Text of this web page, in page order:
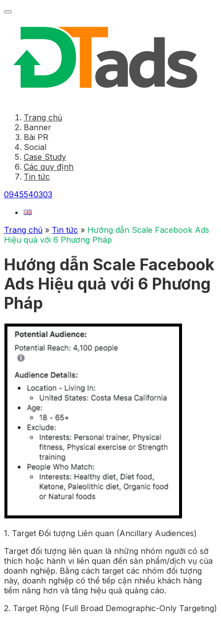
Trang chủ
Banner
Bài PR
Social
Case Study
Các quy định
Tin tức
0945540303
Trang chủ » Tin tức » Hướng dẫn Scale Facebook Ads
Hiệu quả với 6 Phương Pháp
Hướng dẫn Scale Facebook
Ads Hiệu quả với 6 Phương
Pháp
1. Target Đối tượng Liên quan (Ancillary Audiences)
Target đối tượng liên quan là những nhóm người có sở
thích hoặc hành vi liên quan đến sản phẩm/dịch vụ của
doanh nghiệp. Bằng cách target các nhóm đối tượng
này, doanh nghiệp có thể tiếp cận nhiều khách hàng
tiềm năng hơn và tăng hiệu quả quảng cáo.
2. Target Rộng (Full Broad Demographic-Only Targeting)